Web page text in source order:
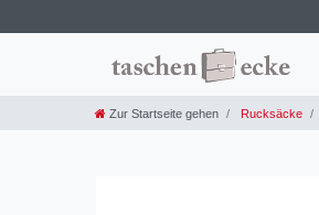
Zur Startseite gehen Rucksäcke